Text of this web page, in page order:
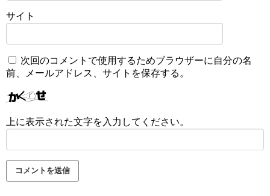
サイト
次回のコメントで使用するためブラウザーに自分の名
前、メールアドレス、サイトを保存する。
上に表示された文字を入力してください。